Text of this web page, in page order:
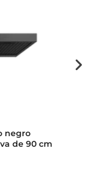
negro
de 90 cm